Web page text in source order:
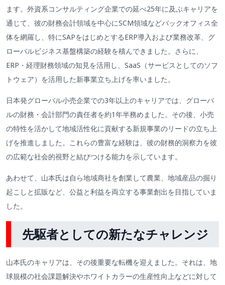
ます。外資系コンサルティング企業での延べ25年に及ぶキャリアを
通じて、彼の財務会計領域を中心にSCM領域などバックオフィス全
体を網羅し、特にSAPをはじめとするERP導入および業務改革、グ
ローバルビジネス基盤構築の経験を積んできました。さらに、
ERP・経理財務領域の知見を活用し、SaaS（サービスとしてのソフ
トウェア）を活用した新事業立ち上げを率いました。
日本発グローバル小売企業での3年以上のキャリアでは、グローバ
ルの財務・会計部門の責任者を約1年半務めました。その後、小売
の特性を活かして地域活性化に貢献する新規事業のリードの立ち上
げを推進しました。これらの豊富な経験は、彼の財務的洞察力を彼
の広範な社会的視野と結びつける能力を示しています。
あわせて、山本氏は自ら地域商社を創業して農業、地域産品の掘り
起こしと拡販など、公益と利益を両立する事業創出を目指していま
した。
先駆者としての新たなチャレンジ
山本氏のキャリアは、その後重要な転機を迎えました。それは、地
球規模の社会課題解決やホワイトカラーの生産性向上などに対して